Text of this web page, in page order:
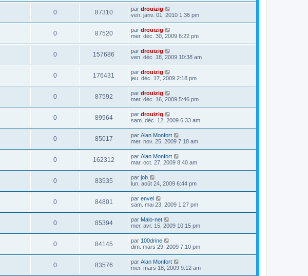
0 87310 par drouizig
ven. janv. 01, 2010 1:36 pm
0 87520 par drouizig
mer. déc. 30, 2009 6:22 pm
0 157686 par drouizig
ven. déc. 18, 2009 10:38 am
0 176431 par drouizig
jeu. déc. 17, 2009 2:18 pm
0 87592 par drouizig
mer. déc. 16, 2009 5:46 pm
0 89964 par drouizig
sam. déc. 12, 2009 6:33 am
0 85017 par Alan Monfort
mer. nov. 25, 2009 7:18 am
0 162312 par Alan Monfort
mar. oct. 27, 2009 8:40 am
0 83535 par job
lun. août 24, 2009 6:44 pm
0 84801 par envel
sam. mai 23, 2009 1:27 pm
0 85394 par Malo-net
mer. avr. 15, 2009 10:15 pm
0 84145 par 100drine
dim. mars 29, 2009 7:10 pm
0 83576 par Alan Monfort
mer. mars 18, 2009 9:12 am